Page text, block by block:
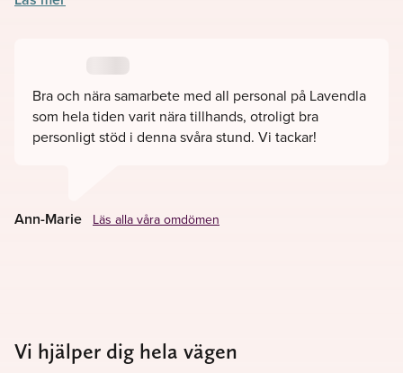
beställning steg för steg för att säkerställa att ingenting har
Välkommen till Lavendla Begravningsbyrå i Sandarne!
Bra och nära samarbete med all personal på Lavendla
som hela tiden varit nära tillhands, otroligt bra
personligt stöd i denna svåra stund. Vi tackar!
Ann-Marie Läs alla våra omdömen
Vi hjälper dig hela vägen